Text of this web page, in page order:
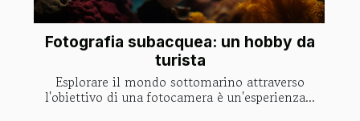
Fotografia subacquea: un hobby da
turista
Esplorare il mondo sottomarino attraverso
l'obiettivo di una fotocamera è un'esperienza...